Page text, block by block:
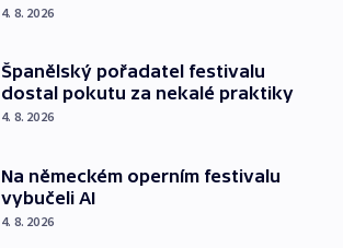
4. 8. 2026
Španělský pořadatel festivalu
dostal pokutu za nekalé praktiky
4. 8. 2026
Na německém operním festivalu
vybučeli AI
4. 8. 2026